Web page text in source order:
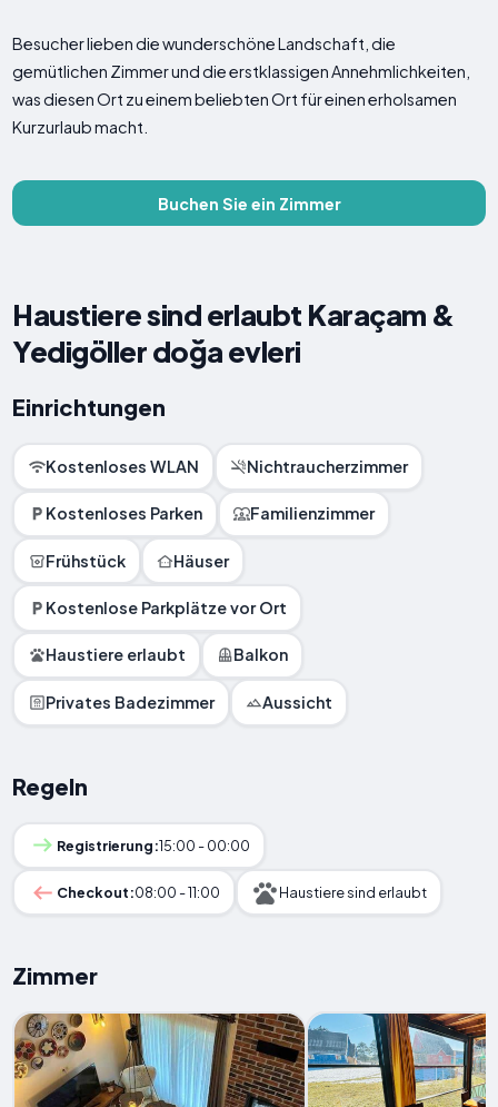
Besucher lieben die wunderschöne Landschaft, die
gemütlichen Zimmer und die erstklassigen Annehmlichkeiten,
was diesen Ort zu einem beliebten Ort für einen erholsamen
Kurzurlaub macht.
Buchen Sie ein Zimmer
Haustiere sind erlaubt Karaçam &
Yedigöller doğa evleri
Einrichtungen
Kostenloses WLAN Nichtraucherzimmer
Kostenloses Parken Familienzimmer
Frühstück Häuser
Kostenlose Parkplätze vor Ort
Haustiere erlaubt Balkon
Privates Badezimmer Aussicht
Regeln
Registrierung:15:00 - 00:00
Checkout:08:00 - 11:00 Haustiere sind erlaubt
Zimmer